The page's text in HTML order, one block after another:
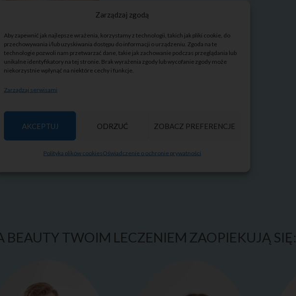
Zarządzaj zgodą
Aby zapewnić jak najlepsze wrażenia, korzystamy z technologii, takich jak pliki cookie, do
przechowywania i/lub uzyskiwania dostępu do informacji o urządzeniu. Zgoda na te
technologie pozwoli nam przetwarzać dane, takie jak zachowanie podczas przeglądania lub
unikalne identyfikatory na tej stronie. Brak wyrażenia zgody lub wycofanie zgody może
niekorzystnie wpłynąć na niektóre cechy i funkcje.
Zarządzaj serwisami
AKCEPTUJ ODRZUĆ ZOBACZ PREFERENCJE
Polityka plików cookiesOświadczenie o ochronie prywatności
z falami
skutecznie poprawiać jej
i zregenerować
efekty.
BEAUTY TWOIM LECZENIEM ZAOPIEKUJĄ SIĘ: